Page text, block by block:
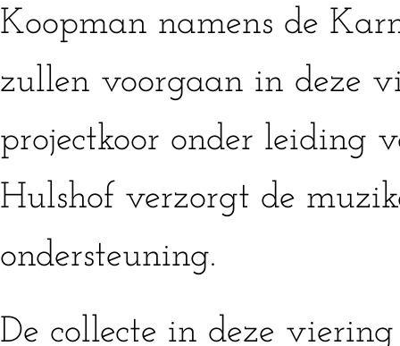
Koopman namens de
zullen voorgaan in deze
projectkoor onder leiding
Hulshof verzorgt de
ondersteuning.
De collecte in deze